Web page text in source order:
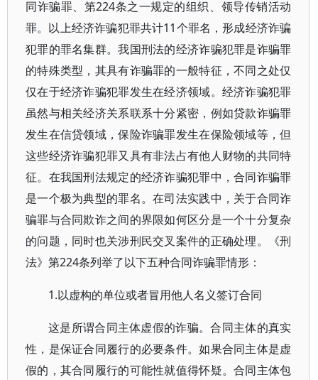
同诈骗罪、第224条之一规定的组织、领导传销活动
罪。以上经济诈骗犯罪共计11个罪名，形成经济诈骗
犯罪的罪名集群。我国刑法的经济诈骗犯罪是诈骗罪
的特殊类型，其具有诈骗罪的一般特征，不同之处仅
仅在于经济诈骗犯罪发生在经济领域。经济诈骗犯罪
虽然与相关经济关系联系十分紧密，例如贷款诈骗罪
发生在信贷领域，保险诈骗罪发生在保险领域等，但
这些经济诈骗犯罪又具有非法占有他人财物的共同特
征。在我国刑法规定的经济诈骗犯罪中，合同诈骗罪
是一个极为典型的罪名。在司法实践中，关于合同诈
骗罪与合同欺诈之间的界限如何区分是一个十分复杂
的问题，同时也关涉刑民交叉案件的正确处理。《刑
法》第224条列举了以下五种合同诈骗罪情形：
1.以虚构的单位或者冒用他人名义签订合同
这是所谓合同主体虚假的诈骗。合同主体的真实
性，是保证合同履行的必要条件。如果合同主体是虚
假的，其合同履行的可能性就值得怀疑。合同主体包